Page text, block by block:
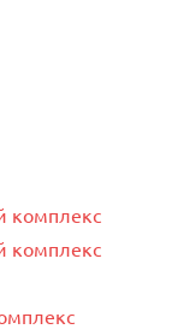
комплекс
комплекс